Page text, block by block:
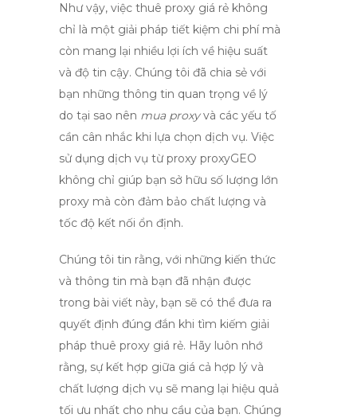
Như vậy, việc thuê proxy giá rẻ không
chỉ là một giải pháp tiết kiệm chi phí mà
còn mang lại nhiều lợi ích về hiệu suất
và độ tin cậy. Chúng tôi đã chia sẻ với
bạn những thông tin quan trọng về lý
do tại sao nên mua proxyvà các yếu tố
cần cân nhắc khi lựa chọn dịch vụ. Việc
sử dụng dịch vụ từ proxy proxyGEO
không chỉ giúp bạn sở hữu số lượng lớn
proxy mà còn đảm bảo chất lượng và
tốc độ kết nối ổn định.
Chúng tôi tin rằng, với những kiến thức
và thông tin mà bạn đã nhận được
trong bài viết này, bạn sẽ có thể đưa ra
quyết định đúng đắn khi tìm kiếm giải
pháp thuê proxy giá rẻ. Hãy luôn nhớ
rằng, sự kết hợp giữa giá cả hợp lý và
chất lượng dịch vụ sẽ mang lại hiệu quả
tối ưu nhất cho nhu cầu của bạn. Chúng